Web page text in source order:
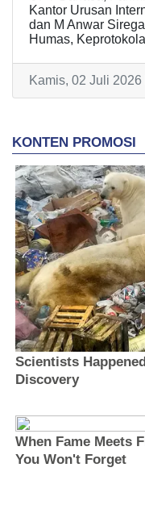
Kantor Urusan
dan M Anwar
Humas,
Kamis, 02 Juli